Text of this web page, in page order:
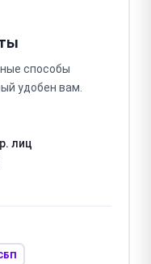
способы
удобен вам.
лиц